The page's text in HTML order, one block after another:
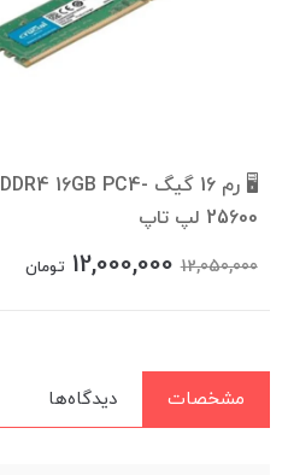
🖥️ رم 16 گیگ DDR4 16GB PC4-
25600 لپ تاپ
12,050,000
12,000,000 تومان
مشخصات دیدگاه‌ها